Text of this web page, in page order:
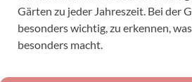
Gärten zu jeder Jahreszeit. Bei der
besonders wichtig, zu erkennen,
besonders macht.